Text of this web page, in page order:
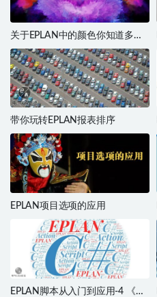
关于EPLAN中的颜色你知道多
少？
带你玩转EPLAN报表排序
EPLAN项目选项的应用
EPLAN脚本从入门到应用-4 《菜